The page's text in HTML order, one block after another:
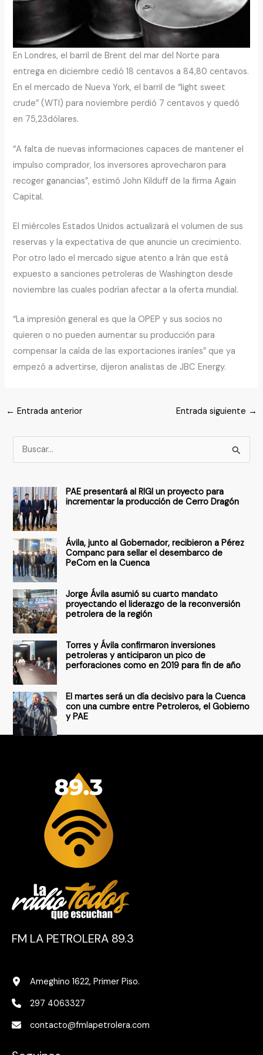
En Londres, el barril de Brent del mar del Norte para
entrega en diciembre cedió 18 centavos a 84,80 centavos.
En el mercado de Nueva York, el barril de “light sweet
crude” (WTI) para noviembre perdió 7 centavos y quedó
en 75,23dólares.
“A falta de nuevas informaciones capaces de mantener el
impulso comprador, los inversores aprovecharon para
recoger ganancias”, estimó John Kilduff de la firma Again
Capital.
El miércoles Estados Unidos actualizará el volumen de sus
reservas y la expectativa de que anuncie un crecimiento.
Por otro lado el mercado sigue atento a Irán que está
expuesto a sanciones petroleras de Washington desde
noviembre las cuales podrían afectar a la oferta mundial.
“La impresión general es que la OPEP y sus socios no
quieren o no pueden aumentar su producción para
compensar la caída de las exportaciones iraníes” que ya
empezó a advertirse, dijeron analistas de JBC Energy.
← Entrada anterior Entrada siguiente →
u
c
a
r
o
r
:
PAE presentará al RIGI un proyecto para
incrementar la producción de Cerro Dragón
Ávila, junto al Gobernador, recibieron a Pérez
Companc para sellar el desembarco de
PeCom en la Cuenca
Jorge Ávila asumió su cuarto mandato
proyectando el liderazgo de la reconversión
petrolera de la región
Torres y Ávila confirmaron inversiones
petroleras y anticiparon un pico de
perforaciones como en 2019 para fin de año
El martes será un día decisivo para la Cuenca
con una cumbre entre Petroleros, el Gobierno
y PAE
FM LA PETROLERA 89.3
Ameghino 1622, Primer Piso.
297 4063327
contacto@fmlapetrolera.com